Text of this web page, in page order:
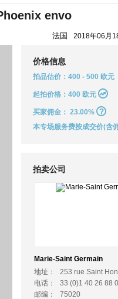
envo
法国 2018年06月
价格信息
拍品估价：400 - 500 欧元
起拍价格：400 欧元
买家佣金： 23.00%
本专场服务费按成交价(含
拍卖公司
Marie-Saint Germain
地址：
253 rue Saint
电话：
33 (0)1 40 26 88
邮编：
75020